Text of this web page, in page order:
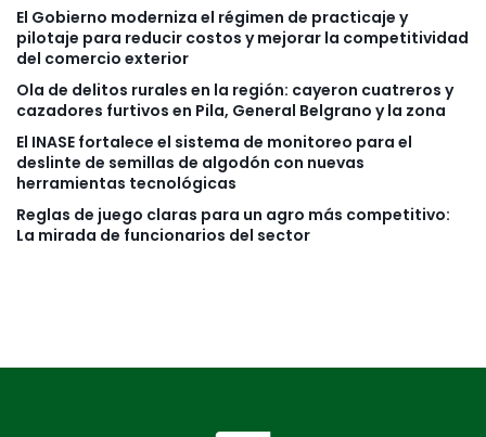
El Gobierno moderniza el régimen de practicaje y
pilotaje para reducir costos y mejorar la competitividad
del comercio exterior
Ola de delitos rurales en la región: cayeron cuatreros y
cazadores furtivos en Pila, General Belgrano y la zona
El INASE fortalece el sistema de monitoreo para el
deslinte de semillas de algodón con nuevas
herramientas tecnológicas
Reglas de juego claras para un agro más competitivo:
La mirada de funcionarios del sector